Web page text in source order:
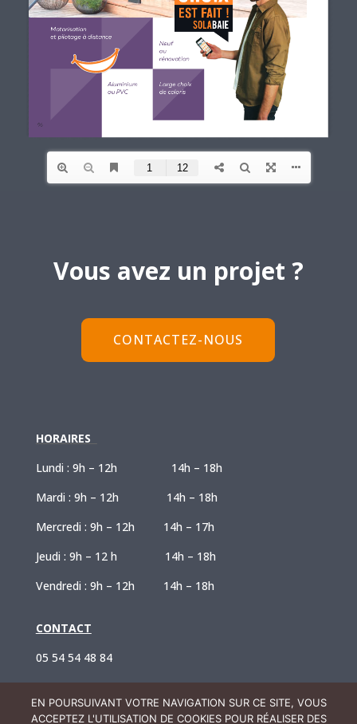
Vous avez un projet ?
CONTACTEZ-NOUS
HORAIRES
Lundi : 9h – 12h 14h – 18h
Mardi : 9h – 12h 14h – 18h
Mercredi : 9h – 12h 14h – 17h
Jeudi : 9h – 12 h 14h – 18h
Vendredi : 9h – 12h 14h – 18h
CONTACT
05 54 54 48 84
contact@solabaiedax.com
EN POURSUIVANT VOTRE NAVIGATION SUR CE SITE, VOUS
ACCEPTEZ L'UTILISATION DE COOKIES POUR RÉALISER DES